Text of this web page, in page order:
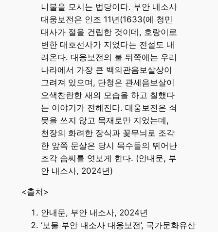
니불을 모시는 법당이다. 부안 내소사
대웅보전은 인조 11년(1633(에 청민
대사가 절을 건립한 것이데, 호랑이로
변한 대호선사가 지었다는 전설도 내
려온다. 대웅보전의 불 뒤쪽에는 우리
나라에서 가장 큰 백의관음보살상이
그려져 있으며, 단청은 관세음보살이
오색찬란한 새의 모습을 하고 칠했다
는 이야기가 전해진다. 대웅보전은 쇠
못을 쓰지 않고 목재로만 지었는데,
천장의 화려한 장식과 꽃무늬로 조각
한 앞쪽 문살은 당시 목수들의 뛰어난
조각 솜씨를 엿보게 한다. (안내문, 부
안 내소사, 2024년)
<출처>
안내문, 부안 내소사, 2024년
‘보물 부안 내소사 대웅보전’, 국가문화유산